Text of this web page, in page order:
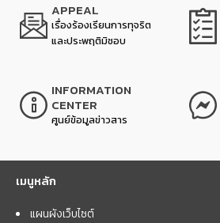
APPEAL
เรื่องร้องเรียนการทุจริต
และประพฤติมิชอบ
INFORMATION
CENTER
ศูนย์ข้อมูลข่าวสาร
เมนูหลัก
แผนผังเว็บไซต์